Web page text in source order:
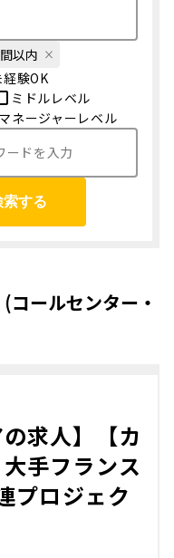
以内
経験OK
ミドルレベル
マネージャーレベル
索する
ールセンター・
求人】【カ
手フランス
プロジェク